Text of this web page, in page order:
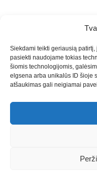
Siekdami teikti geriausią
pasiekti naudojame tokias
šiomis technologijomis,
elgsena arba unikalūs ID šioje
atšaukimas gali neigiamai
PASLAUGOS. SEO
straipsnių rašymas ir
svetaines.2026
Themes.
Marketingo